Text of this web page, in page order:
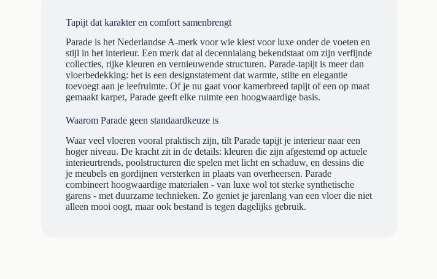
Tapijt dat karakter en comfort samenbrengt
Parade is het Nederlandse A-merk voor wie kiest voor luxe onder de voeten en
stijl in het interieur. Een merk dat al decennialang bekendstaat om zijn verfijnde
collecties, rijke kleuren en vernieuwende structuren. Parade-tapijt is meer dan
vloerbedekking: het is een designstatement dat warmte, stilte en elegantie
toevoegt aan je leefruimte. Of je nu gaat voor kamerbreed tapijt of een op maat
gemaakt karpet, Parade geeft elke ruimte een hoogwaardige basis.
Waarom Parade geen standaardkeuze is
Waar veel vloeren vooral praktisch zijn, tilt Parade tapijt je interieur naar een
hoger niveau. De kracht zit in de details: kleuren die zijn afgestemd op actuele
interieurtrends, poolstructuren die spelen met licht en schaduw, en dessins die
je meubels en gordijnen versterken in plaats van overheersen. Parade
combineert hoogwaardige materialen - van luxe wol tot sterke synthetische
garens - met duurzame technieken. Zo geniet je jarenlang van een vloer die niet
alleen mooi oogt, maar ook bestand is tegen dagelijks gebruik.